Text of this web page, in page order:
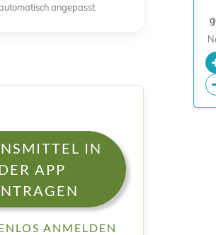
angepasst.
IN
APP
ANMELDEN